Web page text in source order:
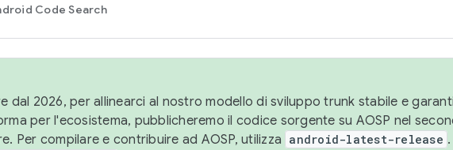
Code Search
dal 2026, per allinearci al nostro modello di sviluppo trunk stabile e
per l'ecosistema, pubblicheremo il codice sorgente su AOSP nel
Per compilare e contribuire ad AOSP, utilizza android-latest-release